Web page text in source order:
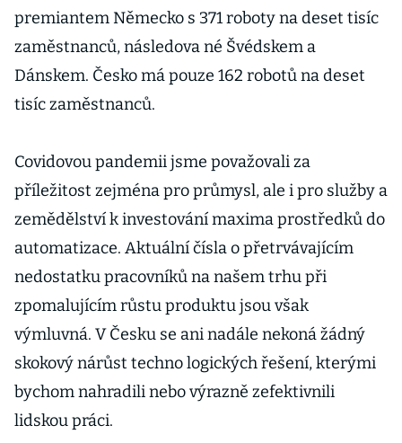
premiantem Německo s 371 ro­boty na deset tisíc
zaměstnanců, následova­ né Švédskem a
Dánskem. Česko má pouze 162 robotů na deset
tisíc zaměstnanců.
Covidovou pandemii jsme považovali za
příležitost zejména pro průmysl, ale i pro služby a
zemědělství k investování maxima prostředků do
automatizace. Aktuální čísla o přetrvávajícím
nedostatku pracovníků na našem trhu při
zpomalujícím růstu produk­tu jsou však
výmluvná. V Česku se ani na­dále nekoná žádný
skokový nárůst techno­ logických řešení, kterými
bychom nahradili nebo výrazně zefektivnili
lidskou práci.